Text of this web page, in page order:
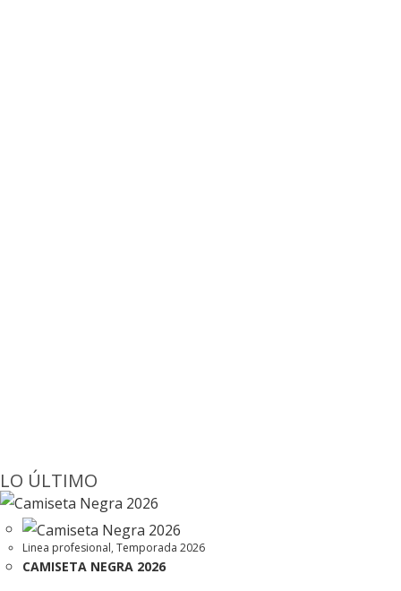
LO ÚLTIMO
Linea profesional, Temporada 2026
CAMISETA NEGRA 2026